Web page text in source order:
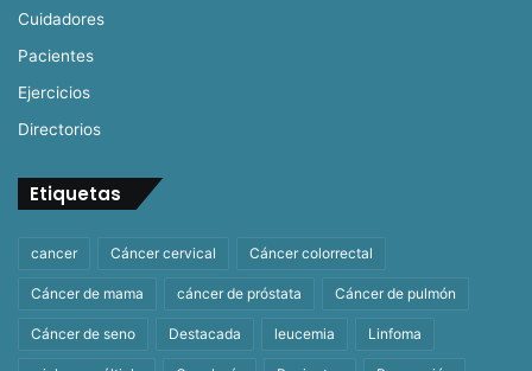
Cuidadores
Pacientes
Ejercicios
Directorios
Etiquetas
cancer Cáncer cervical Cáncer colorrectal
Cáncer de mama cáncer de próstata Cáncer de pulmón
Cáncer de seno Destacada leucemia Linfoma